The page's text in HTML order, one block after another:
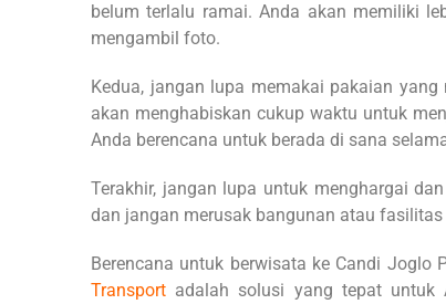
belum terlalu ramai. Anda akan memiliki
mengambil foto.
Kedua, jangan lupa memakai pakaian
akan menghabiskan cukup waktu untuk
Anda berencana untuk berada di sana
Terakhir, jangan lupa untuk menghargai
dan jangan merusak bangunan atau fasilitas
Berencana untuk berwisata ke Candi
Transport adalah solusi yang tepat